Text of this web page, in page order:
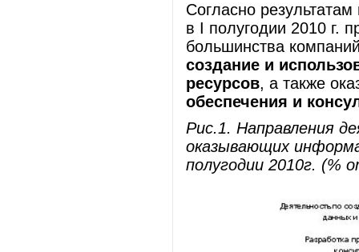
Согласно
в I полугодии 2010 г.
большинства
создание и
ресурсов, а также
обеспечения и
Рис.1. Направления
оказывающих
полугодии 2010г. (%